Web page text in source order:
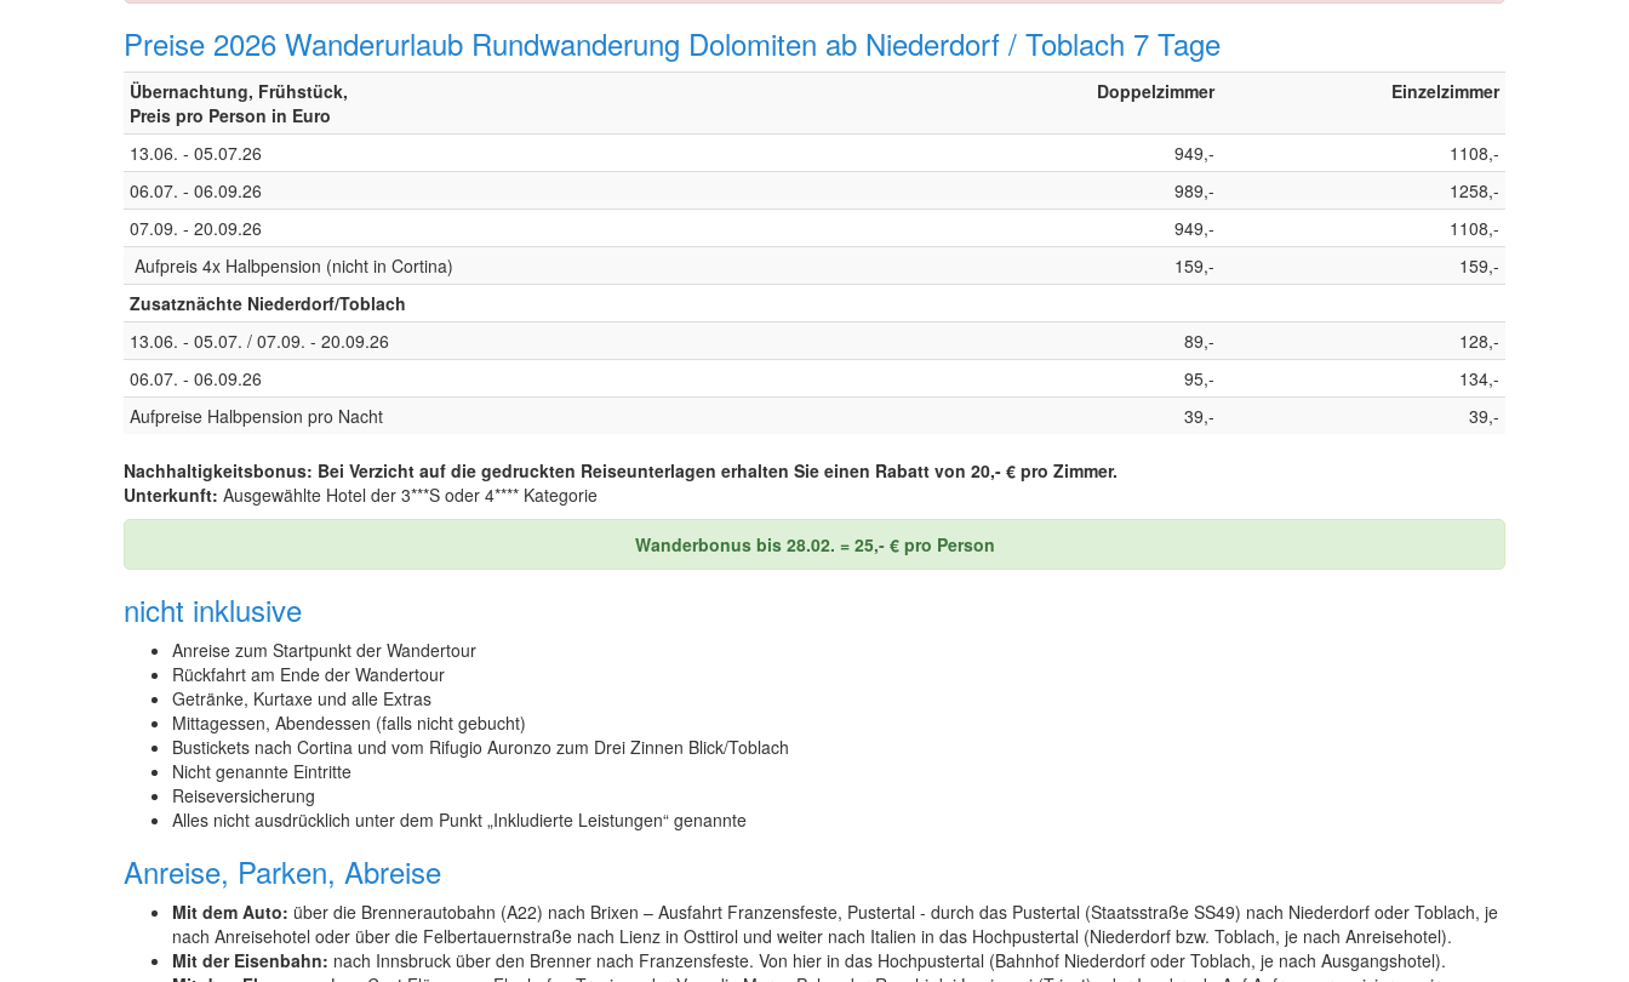
Preise 2026 Wanderurlaub Rundwanderung Dolomiten ab Niederdorf / Toblach 7 Tage
Übernachtung, Frühstück,
Preis pro Person in Euro
Doppelzimmer Einzelzimmer
13.06. - 05.07.26 949,-
1108,-
06.07. - 06.09.26
989,-
1258,-
07.09. - 20.09.26
949,-
1108,-
Aufpreis 4x Halbpension (nicht in Cortina)
159,-
159,-
Zusatznächte Niederdorf/Toblach
13.06. - 05.07. / 07.09. - 20.09.26
89,-
128,-
06.07. - 06.09.26
95,-
134,-
Aufpreise Halbpension pro Nacht
39,- 39,-
Nachhaltigkeitsbonus: Bei Verzicht auf die gedruckten Reiseunterlagen erhalten Sie einen Rabatt von 20,- € pro Zimmer.
Unterkunft: Ausgewählte Hotel der 3***S oder 4**** Kategorie
Wanderbonus bis 28.02. = 25,- € pro Person
nicht inklusive
Anreise zum Startpunkt der Wandertour
Rückfahrt am Ende der Wandertour
Getränke, Kurtaxe und alle Extras
Mittagessen, Abendessen (falls nicht gebucht)
Bustickets nach Cortina und vom Rifugio Auronzo zum Drei Zinnen Blick/Toblach
Nicht genannte Eintritte
Reiseversicherung
Alles nicht ausdrücklich unter dem Punkt „Inkludierte Leistungen“ genannte
Anreise, Parken, Abreise
Mit dem Auto: über die Brennerautobahn (A22) nach Brixen – Ausfahrt Franzensfeste, Pustertal - durch das Pustertal (Staatsstraße SS49) nach Niederdorf oder Toblach, je
nach Anreisehotel oder über die Felbertauernstraße nach Lienz in Osttirol und weiter nach Italien in das Hochpustertal (Niederdorf bzw. Toblach, je nach Anreisehotel).
Mit der Eisenbahn: nach Innsbruck über den Brenner nach Franzensfeste. Von hier in das Hochpustertal (Bahnhof Niederdorf oder Toblach, je nach Ausgangshotel).